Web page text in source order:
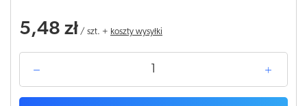
5,48 zł / szt. + koszty wysyłki